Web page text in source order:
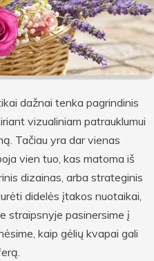
dažnai tenka pagrindinis
vizualiniam patrauklumui
Tačiau yra dar vienas
vien tuo, kas matoma iš
dizainas, arba strateginis
didelės įtakos nuotaikai,
straipsnyje pasinersime į
kaip gėlių kvapai gali